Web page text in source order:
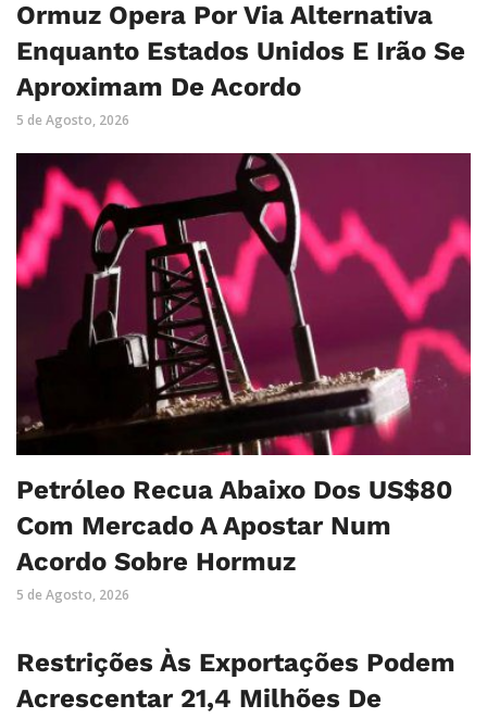
Ormuz Opera Por Via Alternativa
Enquanto Estados Unidos E Irão Se
Aproximam De Acordo
5 de Agosto, 2026
Petróleo Recua Abaixo Dos US$80
Com Mercado A Apostar Num
Acordo Sobre Hormuz
5 de Agosto, 2026
Restrições Às Exportações Podem
Acrescentar 21,4 Milhões De